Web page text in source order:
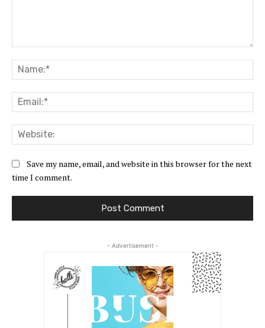
Save my name, email, and website in this browser for the next
time I comment.
- Advertisement -